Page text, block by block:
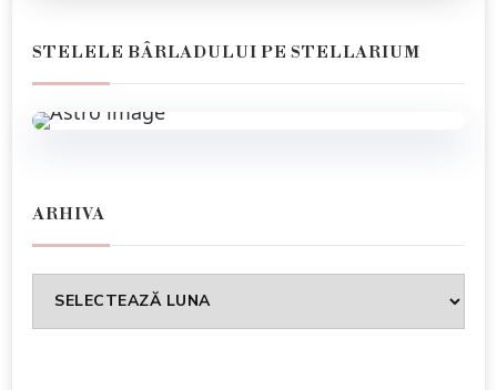
STELELE BÂRLADULUI PE STELLARIUM
ARHIVA
Arhiva